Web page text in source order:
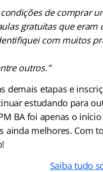
condições de comprar
gratuitas que
com muitos
outros.”
demais etapas e
estudando para
BA foi apenas o
ainda melhores. Com
Saiba tudo